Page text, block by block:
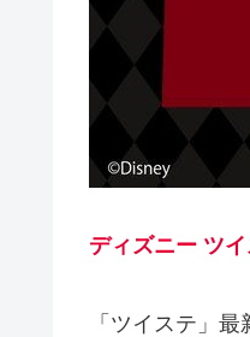
ディズニー ツ
「ツイステ」